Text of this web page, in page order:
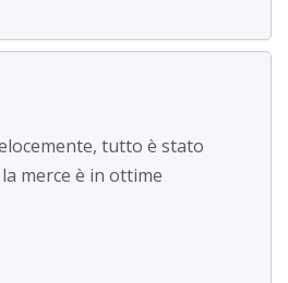
tutto è stato
merce è in ottime